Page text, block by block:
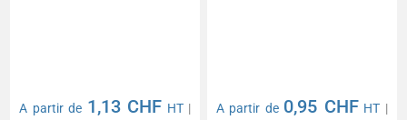
A partir de 1,13 CHF HT|
A partir de 0,95 CHF HT |